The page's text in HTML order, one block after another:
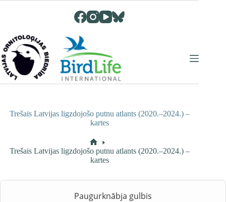
Trešais Latvijas ligzdojošo putnu atlants (2020.–2024.) –
kartes
Home
Trešais Latvijas ligzdojošo putnu atlants (2020.–2024.) –
kartes
Paugurknābja gulbis